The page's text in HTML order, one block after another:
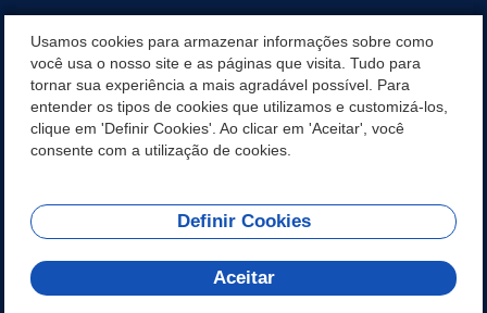
NOTÍCIAS
APLICATIVO
REDES SOCIAIS
Usamos cookies para armazenar informações sobre como
você usa o nosso site e as páginas que visita. Tudo para
tornar sua experiência a mais agradável possível. Para
entender os tipos de cookies que utilizamos e customizá-los,
clique em 'Definir Cookies'. Ao clicar em 'Aceitar', você
consente com a utilização de cookies.
Definir Cookies
Aceitar